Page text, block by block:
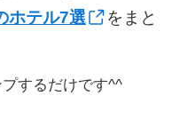
ホテル7選
をまと
するだけです^^